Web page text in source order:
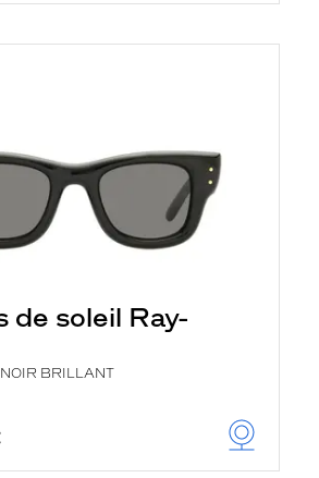
de soleil Ray-
BRILLANT